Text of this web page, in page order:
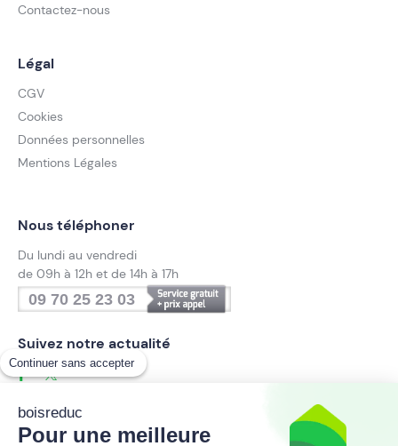
Continuer sans accepter
boisreduc
Pour une meilleure
Contactez-nous
Légal
CGV
Cookies
Données personnelles
Mentions Légales
Nous téléphoner
Du lundi au vendredi
de 09h à 12h et de 14h à 17h
09 70 25 23 03
Suivez notre actualité
Inscrivez-vous à la newsletter